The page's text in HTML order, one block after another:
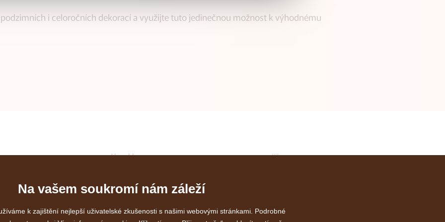
i celoročních dekorací a využijte tuto jedinečnou možnost k výhodnému
438
Vonekl s.r.o.
DIČ: CZ26308002
Klia.cz
Akce
Na vašem soukromí nám záleží
k zajištění nejlepší uživatelské zkušenosti s našimi webovými stránkami. Podrobné